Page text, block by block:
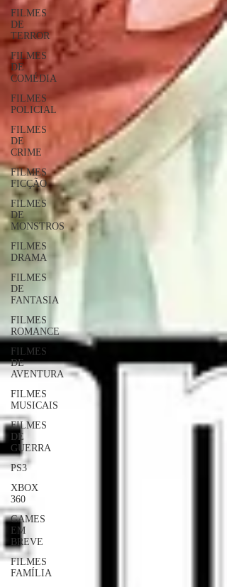
FILMES
DE
TERROR
FILMES
DE
COMÉDIA
FILMES
POLICIAL
FILMES
DE
CRIME
FILMES
FICÇÃO
FILMES
DE
MONSTROS
FILMES
DRAMA
FILMES
DE
FANTASIA
FILMES
ROMANCE
FILMES
DE
AVENTURA
FILMES
MUSICAIS
FILMES
DE
GUERRA
PS3
XBOX
360
GAMES
EM
BREVE
FILMES
FAMÍLIA